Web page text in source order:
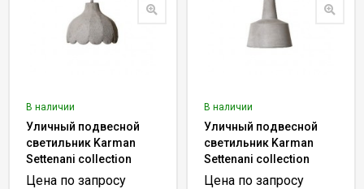
В наличии
Уличный подвесной
светильник Karman
Settenani collection
SE686N6-EXT
Цена по запросу
В наличии
Уличный подвесной
светильник Karman
Settenani collection
SE681N1-EXT
Цена по запросу